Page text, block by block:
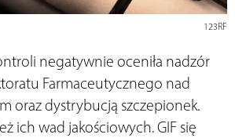
123RF
negatywnie oceniła nadzór
Farmaceutycznego nad
oraz dystrybucją szczepionek.
ich wad jakościowych. GIF się